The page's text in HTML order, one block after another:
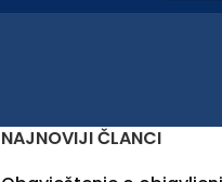
NAJNOVIJI ČLANCI